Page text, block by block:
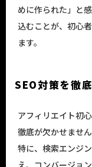
めに作られた」と
込むことが、初心
ます。
SEO対策を徹
アフィリエイト初
徹底が欠かせません
特に、検索エンジ